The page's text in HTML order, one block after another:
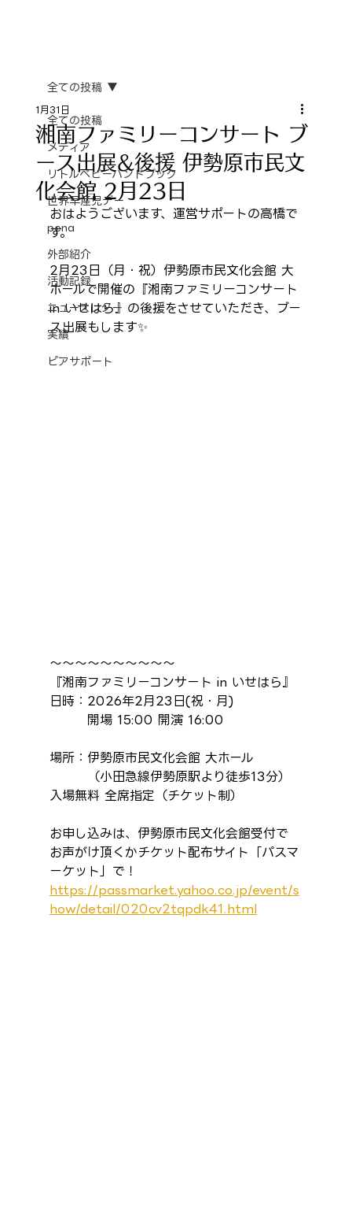
全ての投稿
メディア
リトルベビーハンドブック
世界早産児デー
pena
外部紹介
活動記録
ニュースレター
実績
ピアサポート
全ての投稿
湘南ファミリーコンサート ブ
ース出展&後援 伊勢原市民文
化会館 2月23日
1月31日
おはようございます、運営サポートの高橋で
す。
2月23日（月・祝）伊勢原市民文化会館 大
ホールで開催の『湘南ファミリーコンサート
in いせはら』の後援をさせていただき、ブー
ス出展もします✨
～～～～～～～～～～
『湘南ファミリーコンサート in いせはら』
日時：2026年2月23日(祝・月)
開場 15:00 開演 16:00
場所：伊勢原市民文化会館 大ホール
（小田急線伊勢原駅より徒歩13分）
入場無料 全席指定（チケット制）
お申し込みは、伊勢原市民文化会館受付で
お声がけ頂くかチケット配布サイト「パスマ
ーケット」で！
https://passmarket.yahoo.co.jp/event/s
how/detail/020cv2tqpdk41.html